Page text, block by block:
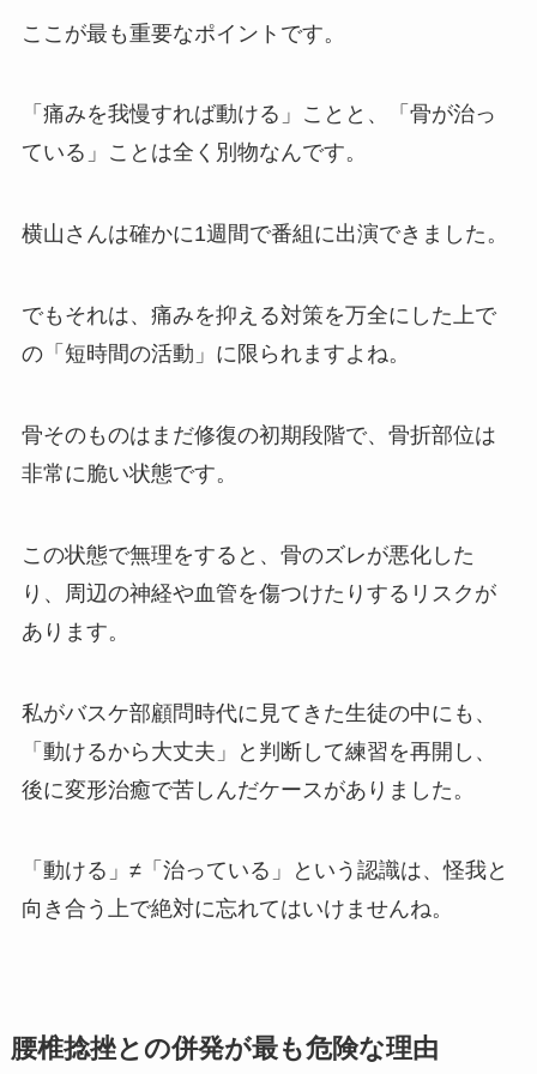
ここが最も重要なポイントです。
「痛みを我慢すれば動ける」ことと、「骨が治っ
ている」ことは全く別物なんです。
横山さんは確かに1週間で番組に出演できました。
でもそれは、痛みを抑える対策を万全にした上で
の「短時間の活動」に限られますよね。
骨そのものはまだ修復の初期段階で、骨折部位は
非常に脆い状態です。
この状態で無理をすると、骨のズレが悪化した
り、周辺の神経や血管を傷つけたりするリスクが
あります。
私がバスケ部顧問時代に見てきた生徒の中にも、
「動けるから大丈夫」と判断して練習を再開し、
後に変形治癒で苦しんだケースがありました。
「動ける」≠「治っている」という認識は、怪我と
向き合う上で絶対に忘れてはいけませんね。
腰椎捻挫との併発が最も危険な理由